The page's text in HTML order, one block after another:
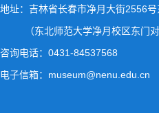
地址：吉林省长春市净月大街2556
（东北师范大学净月校区东门对
咨询电话：0431-84537568
电子信箱：museum@nenu.edu.cn